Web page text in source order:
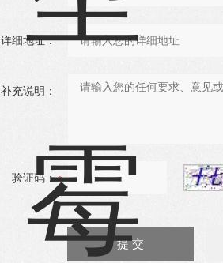
详细地址：
补充说明：
验证码：